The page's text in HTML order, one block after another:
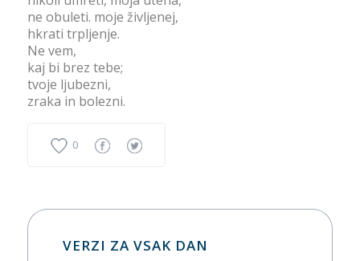
ne obuleti. moje življenej,
hkrati trpljenje.
Ne vem,
kaj bi brez tebe;
tvoje ljubezni,
zraka in bolezni.
0
VERZI ZA VSAK DAN